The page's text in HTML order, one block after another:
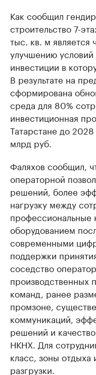
Как сообщил
строительство 7-
тыс. кв. м
улучшению
инвестиции в
В результате на
сформирована
среда для 80%
инвестиционная
Татарстане до
млрд руб.
Фаляхов сообщил,
операторной
решений, более
нагрузку между
оборудованием
современными
поддержки
соседство
производственных
команд, ранее
промзоне,
коммуникаций,
решений и
НКНХ. Для
класс, зоны отдыха
разгрузки.